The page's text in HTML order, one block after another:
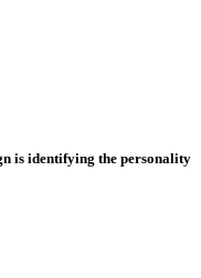
is identifying the personality